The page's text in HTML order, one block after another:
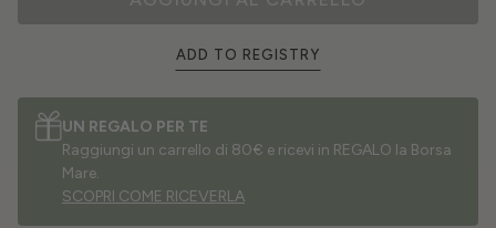
ADD TO REGISTRY
UN REGALO PER TE
Raggiungi un carrello di 80€ e ricevi in REGALO la Borsa
Mare.
SCOPRI COME RICEVERLA